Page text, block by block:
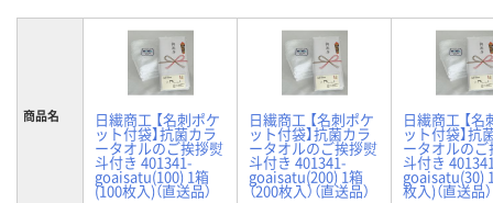
商品名 日繊商工 【名刺ポケ
ット付袋】抗菌カラ
ータオルのご挨拶熨
斗付き 401341-
goaisatu(100) 1箱
(100枚入)（直送品）
日繊商工 【名刺ポケ
ット付袋】抗菌カラ
ータオルのご挨拶熨
斗付き 401341-
goaisatu(200) 1箱
（200枚入）（直送品）
日繊商工 【名
ット付袋】抗
ータオルの
斗付き
goaisatu(30)
枚入)（直送品）